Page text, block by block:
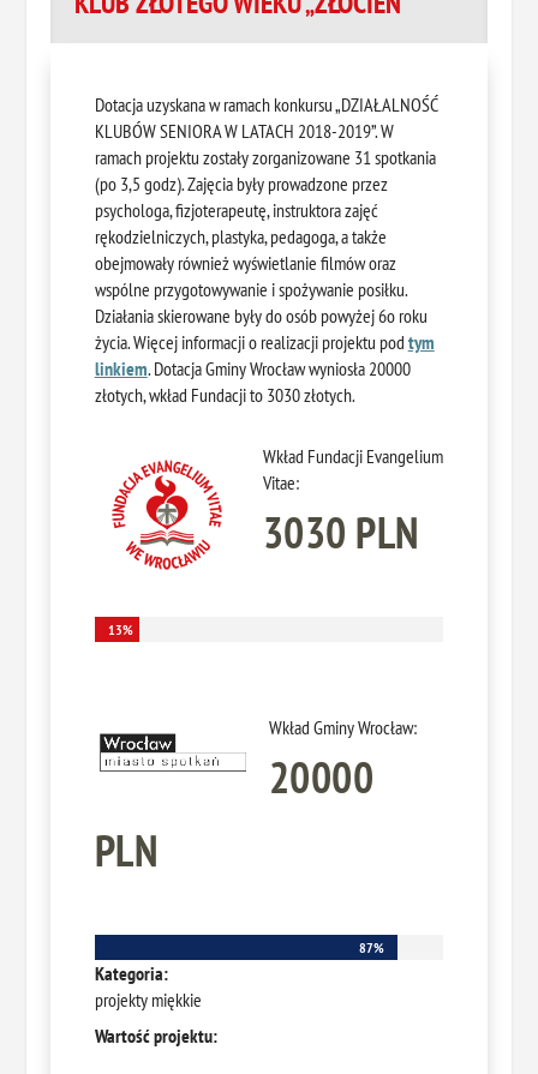
Dotacja uzyskana w ramach konkursu „DZIAŁALNOŚĆ
KLUBÓW SENIORA W LATACH 2018-2019”. W
ramach projektu zostały zorganizowane 31 spotkania
(po 3,5 godz). Zajęcia były prowadzone przez
psychologa, fizjoterapeutę, instruktora zajęć
rękodzielniczych, plastyka, pedagoga, a także
obejmowały również wyświetlanie filmów oraz
wspólne przygotowywanie i spożywanie posiłku.
Działania skierowane były do osób powyżej 6o roku
życia. Więcej informacji o realizacji projektu pod tym
linkiem. Dotacja Gminy Wrocław wyniosła 20000
złotych, wkład Fundacji to 3030 złotych.
Wkład Fundacji Evangelium
Vitae:
3030 PLN
13%
13%
Wkład Gminy Wrocław:
20000
PLN
87%
87%
Kategoria:
projekty miękkie
Wartość projektu: